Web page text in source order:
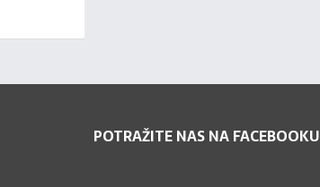
POTRAŽITE NAS NA FACEBOOKU